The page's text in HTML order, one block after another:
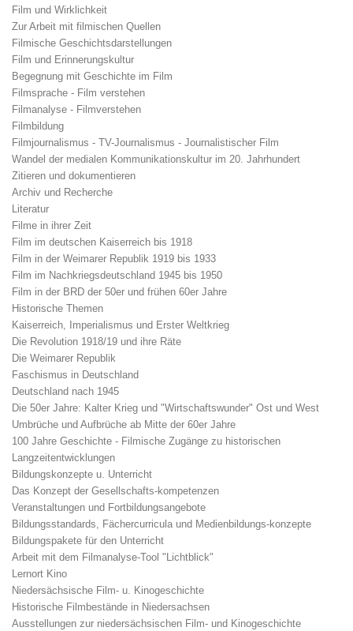
Film und Wirklichkeit
Zur Arbeit mit filmischen Quellen
Filmische Geschichtsdarstellungen
Film und Erinnerungskultur
Begegnung mit Geschichte im Film
Filmsprache - Film verstehen
Filmanalyse - Filmverstehen
Filmbildung
Filmjournalismus - TV-Journalismus - Journalistischer Film
Wandel der medialen Kommunikationskultur im 20. Jahrhundert
Zitieren und dokumentieren
Archiv und Recherche
Literatur
Filme in ihrer Zeit
Film im deutschen Kaiserreich bis 1918
Film in der Weimarer Republik 1919 bis 1933
Film im Nachkriegsdeutschland 1945 bis 1950
Film in der BRD der 50er und frühen 60er Jahre
Historische Themen
Kaiserreich, Imperialismus und Erster Weltkrieg
Die Revolution 1918/19 und ihre Räte
Die Weimarer Republik
Faschismus in Deutschland
Deutschland nach 1945
Die 50er Jahre: Kalter Krieg und "Wirtschaftswunder" Ost und West
Umbrüche und Aufbrüche ab Mitte der 60er Jahre
100 Jahre Geschichte - Filmische Zugänge zu historischen
Langzeitentwicklungen
Bildungskonzepte u. Unterricht
Das Konzept der Gesellschafts-kompetenzen
Veranstaltungen und Fortbildungsangebote
Bildungsstandards, Fächercurricula und Medienbildungs-konzepte
Bildungspakete für den Unterricht
Arbeit mit dem Filmanalyse-Tool "Lichtblick"
Lernort Kino
Niedersächsische Film- u. Kinogeschichte
Historische Filmbestände in Niedersachsen
Ausstellungen zur niedersächsischen Film- und Kinogeschichte